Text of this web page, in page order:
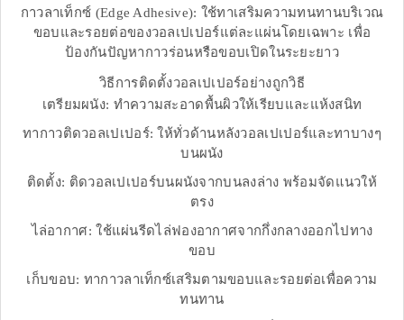
กาวลาเท็กซ์ (Edge Adhesive): ใช้ทาเสริมความทนทานบริเวณ
ขอบและรอยต่อของวอลเปเปอร์แต่ละแผ่นโดยเฉพาะ เพื่อ
ป้องกันปัญหากาวร่อนหรือขอบเปิดในระยะยาว
วิธีการติดตั้งวอลเปเปอร์อย่างถูกวิธี
เตรียมผนัง: ทำความสะอาดพื้นผิวให้เรียบและแห้งสนิท
ทากาวติดวอลเปเปอร์: ให้ทั่วด้านหลังวอลเปเปอร์และทาบางๆ
บนผนัง
ติดตั้ง: ติดวอลเปเปอร์บนผนังจากบนลงล่าง พร้อมจัดแนวให้
ตรง
ไล่อากาศ: ใช้แผ่นรีดไล่ฟองอากาศจากกึ่งกลางออกไปทาง
ขอบ
เก็บขอบ: ทากาวลาเท็กซ์เสริมตามขอบและรอยต่อเพื่อความ
ทนทาน